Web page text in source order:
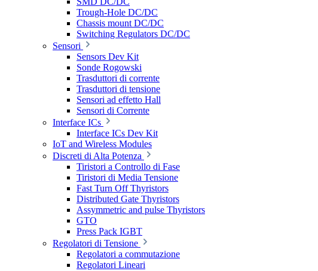
Trough-Hole DC/DC
Chassis mount DC/DC
Switching Regulators DC/DC
Sensori
Sensors Dev Kit
Sonde Rogowski
Trasduttori di corrente
Trasduttori di tensione
Sensori ad effetto Hall
Sensori di Corrente
Interface ICs
Interface ICs Dev Kit
IoT and Wireless Modules
Discreti di Alta Potenza
Tiristori a Controllo di Fase
Tiristori di Media Tensione
Fast Turn Off Thyristors
Distributed Gate Thyristors
Assymmetric and pulse Thyristors
GTO
Press Pack IGBT
Regolatori di Tensione
Regolatori a commutazione
Regolatori Lineari